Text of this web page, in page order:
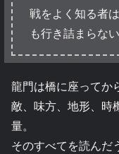
戦をよく知る者
も行き詰まらない
龍門は橋に座ってか
敵、味方、地形、時
量。
そのすべてを読んだ